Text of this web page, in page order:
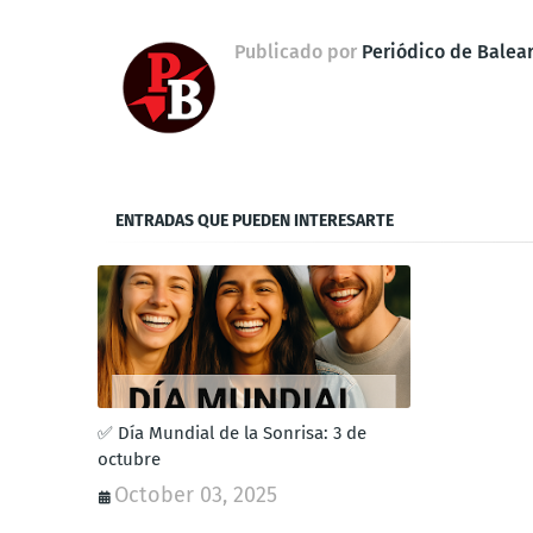
Publicado por Periódico de
ENTRADAS QUE PUEDEN INTERESARTE
✅ Día Mundial de la Sonrisa: 3 de
octubre
October 03, 2025